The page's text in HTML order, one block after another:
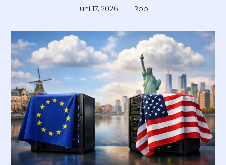
juni 17, 2026 Rob